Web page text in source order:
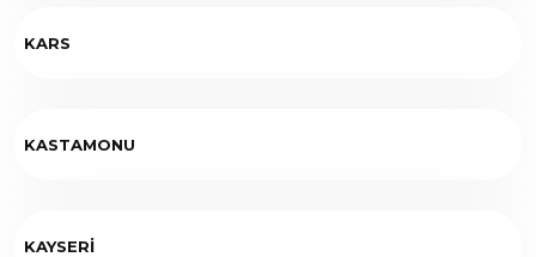
KARS
KASTAMONU
KAYSERİ